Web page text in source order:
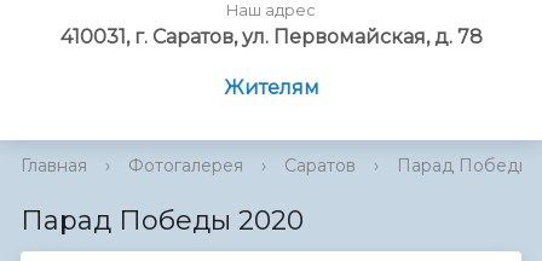
Наш адрес
410031, г. Саратов, ул. Первомайская, д. 78
Жителям
Главная › Фотогалерея › Саратов › Парад Победы
Парад Победы 2020